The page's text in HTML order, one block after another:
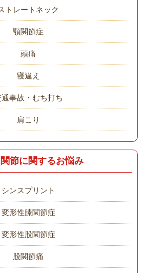
トレートネック
顎関節症
頭痛
寝違え
通事故・むち打ち
肩こり
節に関するお悩み
シンスプリント
変形性膝関節症
変形性股関節症
股関節痛